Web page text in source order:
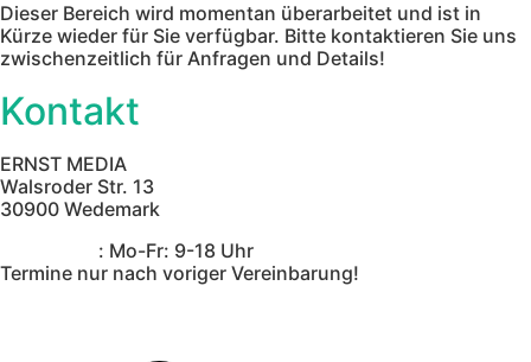
Dieser Bereich wird momentan überarbeitet und ist in
Kürze wieder für Sie verfügbar. Bitte kontaktieren Sie uns
zwischenzeitlich für Anfragen und Details!
Kontakt
ERNST MEDIA
Walsroder Str. 13
30900 Wedemark
: Mo-Fr: 9-18 Uhr
Termine nur nach voriger Vereinbarung!